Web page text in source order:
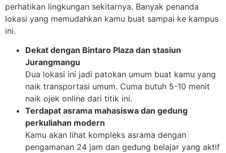
perhatikan lingkungan sekitarnya. Banyak penanda
lokasi yang memudahkan kamu buat sampai ke kampus
ini.
Dekat dengan Bintaro Plaza dan stasiun
Jurangmangu
Dua lokasi ini jadi patokan umum buat kamu yang
naik transportasi umum. Cuma butuh 5-10 menit
naik ojek online dari titik ini.
Terdapat asrama mahasiswa dan gedung
perkuliahan modern
Kamu akan lihat kompleks asrama dengan
pengamanan 24 jam dan gedung belajar yang aktif